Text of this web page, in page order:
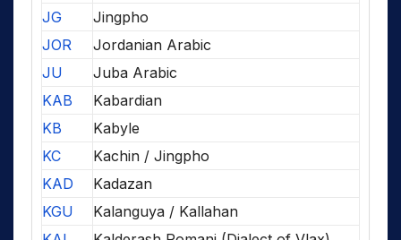
JG
Jingpho
JOR
Jordanian Arabic
JU
Juba Arabic
KAB
Kabardian
KB
Kabyle
KC
Kachin / Jingpho
KAD
Kadazan
KGU
Kalanguya / Kallahan